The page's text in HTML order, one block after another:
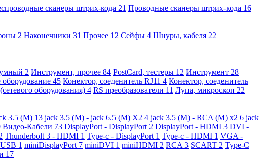
сканеры штрих-кода 21 Проводные сканеры штрих-кода 16
2 Наконечники 31 Прочее 12 Сейфы 4 Шнуры, кабеля 22
2 Инструмент, прочее 84 PostCard, тестеры 12 Инструмент 28
оборудование 45 Конектор, соеденитель RJ11 4 Конектор, соеденитель
оборудования) 4 RS преобразователи 11 Лупа, микроскоп 22
3.5 (M) 13 jack 3.5 (M) - jack 6.5 (M) X2 4 jack 3.5 (M) - RCA (M) x2 6 jack
Видео-Кабели 73 DisplayPort - DisplayPort 2 DisplayPort - HDMI 3 DVI -
Thunderbolt 3 - HDMI 1 Type-c - DisplayPort 1 Type-c - HDMI 1 VGA -
1 miniDisplayPort 7 miniDVI 1 miniHDMI 2 RCA 3 SCART 2 Type-C
17